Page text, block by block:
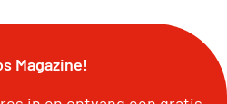
Magazine!